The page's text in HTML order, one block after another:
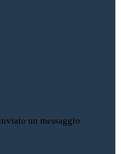
un messaggio